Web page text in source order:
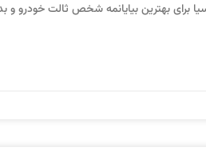
برای بهترین بیایانمه شخص ثالت خودرو و